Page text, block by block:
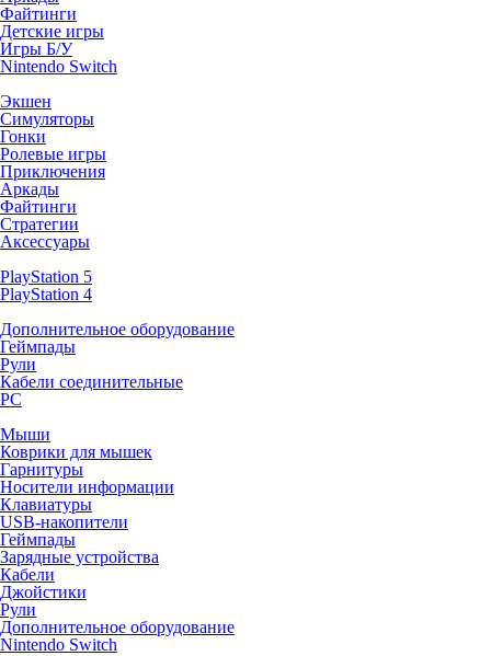
Файтинги
Детские игры
Игры Б/У
Nintendo Switch
Экшен
Симуляторы
Гонки
Ролевые игры
Приключения
Аркады
Файтинги
Стратегии
Аксессуары
PlayStation 5
PlayStation 4
Дополнительное оборудование
Геймпады
Рули
Кабели соединительные
PC
Мыши
Коврики для мышек
Гарнитуры
Носители информации
Клавиатуры
USB-накопители
Геймпады
Зарядные устройства
Кабели
Джойстики
Рули
Дополнительное оборудование
Nintendo Switch